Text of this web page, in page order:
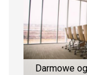
Darmowe